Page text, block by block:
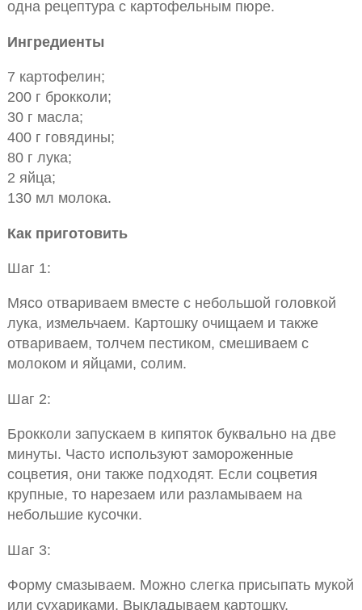
одна рецептура с картофельным пюре.
Ингредиенты
7 картофелин;
200 г брокколи;
30 г масла;
400 г говядины;
80 г лука;
2 яйца;
130 мл молока.
Как приготовить
Шаг 1:
Мясо отвариваем вместе с небольшой головкой
лука, измельчаем. Картошку очищаем и также
отвариваем, толчем пестиком, смешиваем с
молоком и яйцами, солим.
Шаг 2:
Брокколи запускаем в кипяток буквально на две
минуты. Часто используют замороженные
соцветия, они также подходят. Если соцветия
крупные, то нарезаем или разламываем на
небольшие кусочки.
Шаг 3:
Форму смазываем. Можно слегка присыпать мукой
или сухариками. Выкладываем картошку,